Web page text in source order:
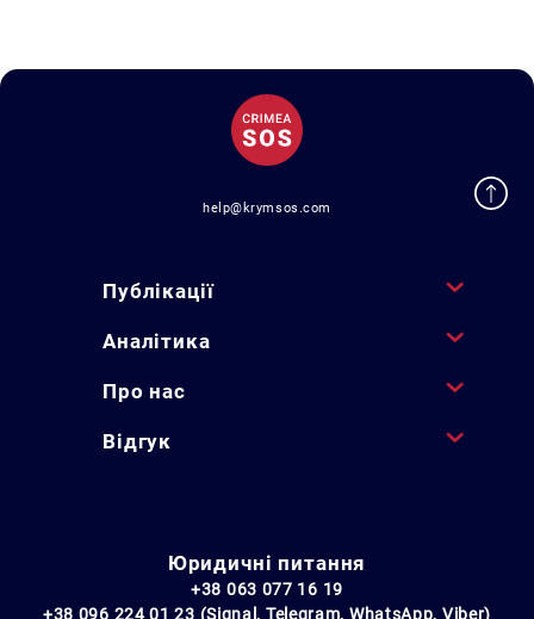
help@krymsos.com
Публікації
Аналітика
Про нас
Відгук
Юридичні питання
+38 063 077 16 19
+38 096 224 01 23 (Signal, Telegram, WhatsApp, Viber)